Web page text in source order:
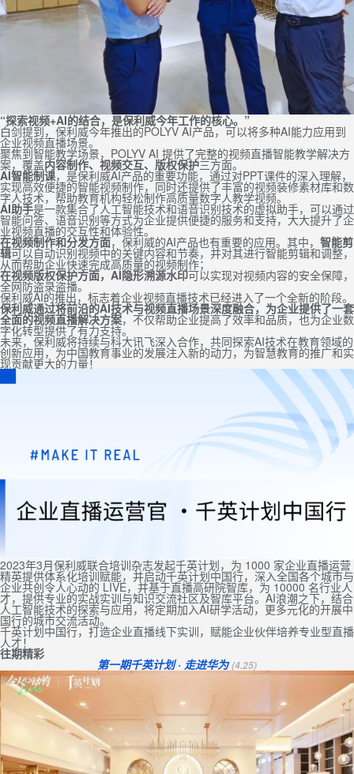
“探索视频+AI的结合，是保利威今年工作的核心。”
白剑提到，保利威今年推出的POLYV AI产品，可以将多种AI能力应用到
企业视频直播场景。
聚焦到智能教学场景，POLYV AI 提供了完整的视频直播智能教学解决方
案，覆盖内容制作、视频交互、版权保护三方面。
AI智能制课，是保利威AI产品的重要功能，通过对PPT课件的深入理解，
实现高效便捷的智能视频制作，同时还提供了丰富的视频装修素材库和数
字人技术，帮助教育机构轻松制作高质量数字人教学视频。
AI助手是一款集合了人工智能技术和语音识别技术的虚拟助手，可以通过
智能问答、语音识别等方式为企业提供便捷的服务和支持，大大提升了企
业视频直播的交互性和体验性。
在视频制作和分发方面，保利威的AI产品也有重要的应用。其中， 智能剪
辑可以自动识别视频中的关键内容和节奏，并对其进行智能剪辑和调整，
从而帮助企业快速完成高质量的视频制作；
在视频版权保护方面，AI隐形溯源水印可以实现对视频内容的安全保障，
全网防盗录盗播。
保利威AI的推出，标志着企业视频直播技术已经进入了一个全新的阶段。
保利威通过将前沿的AI技术与视频直播场景深度融合，为企业提供了一套
全面的视频直播解决方案，不仅帮助企业提高了效率和品质，也为企业数
字化转型提供了有力支持。
未来，保利威将持续与科大讯飞深入合作，共同探索AI技术在教育领域的
创新应用，为中国教育事业的发展注入新的动力，为智慧教育的推广和实
现贡献更大的力量！
2023年3月保利威联合培训杂志发起千英计划，为 1000 家企业直播运营
精英提供体系化培训赋能，并启动千英计划中国行，深入全国各个城市与
企业共创令人心动的 LIVE，并基于直播高研院智库，为 10000 名行业人
才，提供专业的实战实训与知识交流社区及智库平台。AI浪潮之下，结合
人工智能技术的探索与应用，将定期加入AI研学活动，更多元化的开展中
国行的城市交流活动。
千英计划中国行，打造企业直播线下实训，赋能企业伙伴培养专业型直播
人才！
往期精彩
第一期千英计划 · 走进华为 (4.25)